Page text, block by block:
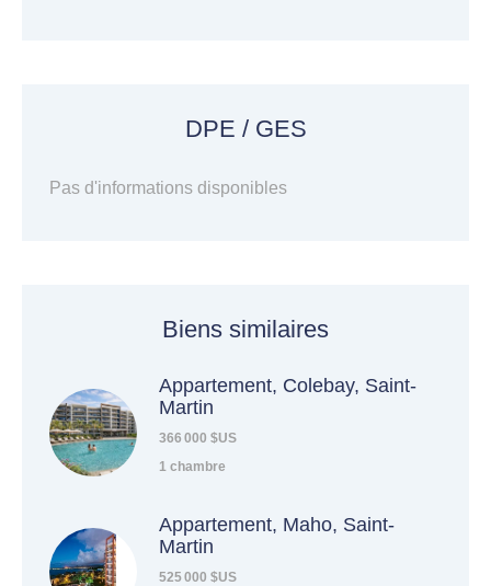
DPE / GES
Pas d'informations disponibles
Biens similaires
Appartement, Colebay, Saint-
Martin
366 000 $US
1 chambre
Appartement, Maho, Saint-
Martin
525 000 $US